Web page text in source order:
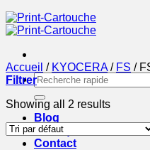
Recherche
pour :
Blog
Boutique
Contact
Accueil / KYOCERA / FS /
Filtrer
Showing all 2 results